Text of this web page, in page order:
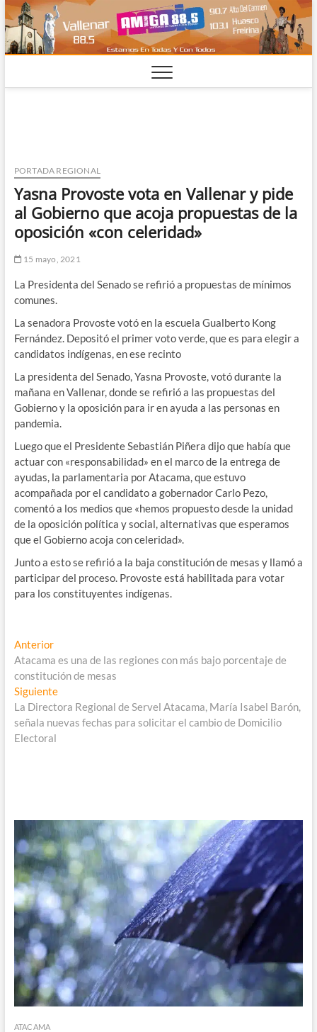
Saltar
al
contenido
PORTADA REGIONAL
Yasna Provoste vota en Vallenar y pide
al Gobierno que acoja propuestas de la
oposición «con celeridad»
15 mayo, 2021
La Presidenta del Senado se refirió a propuestas de mínimos
comunes.
La senadora Provoste votó en la escuela Gualberto Kong
Fernández. Depositó el primer voto verde, que es para elegir a
candidatos indígenas, en ese recinto
La presidenta del Senado, Yasna Provoste, votó durante la
mañana en Vallenar, donde se refirió a las propuestas del
Gobierno y la oposición para ir en ayuda a las personas en
pandemia.
Luego que el Presidente Sebastián Piñera dijo que había que
actuar con «responsabilidad» en el marco de la entrega de
ayudas, la parlamentaria por Atacama, que estuvo
acompañada por el candidato a gobernador Carlo Pezo,
comentó a los medios que «hemos propuesto desde la unidad
de la oposición política y social, alternativas que esperamos
que el Gobierno acoja con celeridad».
Junto a esto se refirió a la baja constitución de mesas y llamó a
participar del proceso. Provoste está habilitada para votar
para los constituyentes indígenas.
Navegación
de
entradas
AnteriorEntrada
anterior:
Atacama es una de las regiones con más bajo porcentaje de
constitución de mesas
SiguienteEntrada
siguiente:
La Directora Regional de Servel Atacama, María Isabel Barón,
señala nuevas fechas para solicitar el cambio de Domicilio
Electoral
ATACAMA